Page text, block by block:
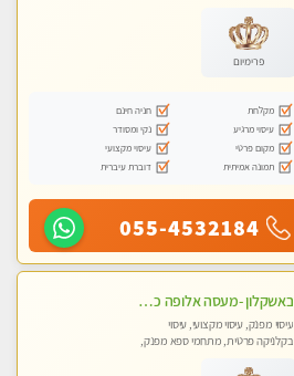
פרימיום
מקלחת
חניה חינם
עיסוי מרגיע
נקי ומסודר
מקום פרטי
עיסוי מקצועי
תמונה אמיתית
דוברת עיברית
055-4532184
באשקלון -מעסה אלופה כל סוגי העיסויים מעסה מקצועית ואיכותית פרטי!!
עיסוי מפנק, עיסוי מקצועי, עיסוי
בקלניקה פרטית, מתחמי ספא מפנק,